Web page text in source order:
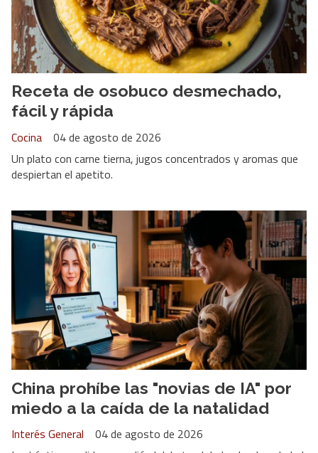
Receta de osobuco desmechado,
fácil y rápida
Cocina
04 de agosto de 2026
Un plato con carne tierna, jugos concentrados y aromas que
despiertan el apetito.
China prohíbe las "novias de IA" por
miedo a la caída de la natalidad
Interés General
04 de agosto de 2026